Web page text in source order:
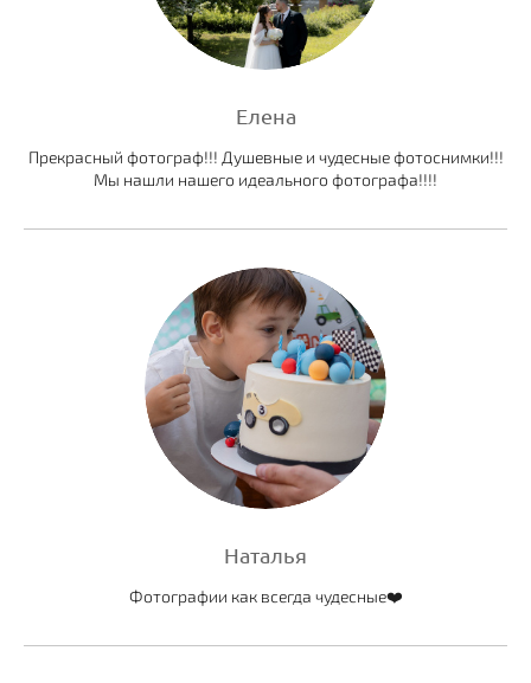
Елена
Прекрасный фотограф!!! Душевные и чудесные фотоснимки!!!
Мы нашли нашего идеального фотографа!!!!
Наталья
Фотографии как всегда чудесные❤️